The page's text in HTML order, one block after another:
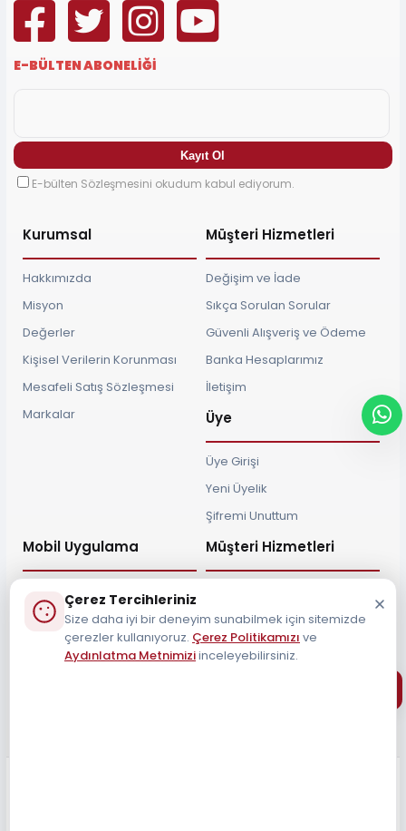
E-BÜLTEN ABONELİĞİ
E-bülten Sözleşmesini okudum kabul ediyorum.
Kurumsal
Hakkımızda
Misyon
Değerler
Kişisel Verilerin Korunması
Mesafeli Satış Sözleşmesi
Markalar
Müşteri Hizmetleri
Değişim ve İade
Sıkça Sorulan Sorular
Güvenli Alışveriş ve Ödeme
Banka Hesaplarımız
İletişim
Üye
Üye Girişi
Yeni Üyelik
Şifremi Unuttum
Mobil Uygulama Müşteri Hizmetleri
Müşteri Destek Hattı
Çerez Tercihleriniz
Size daha iyi bir deneyim sunabilmek için sitemizde
çerezler kullanıyoruz. Çerez Politikamızı ve
Aydınlatma Metnimiziinceleyebilirsiniz.